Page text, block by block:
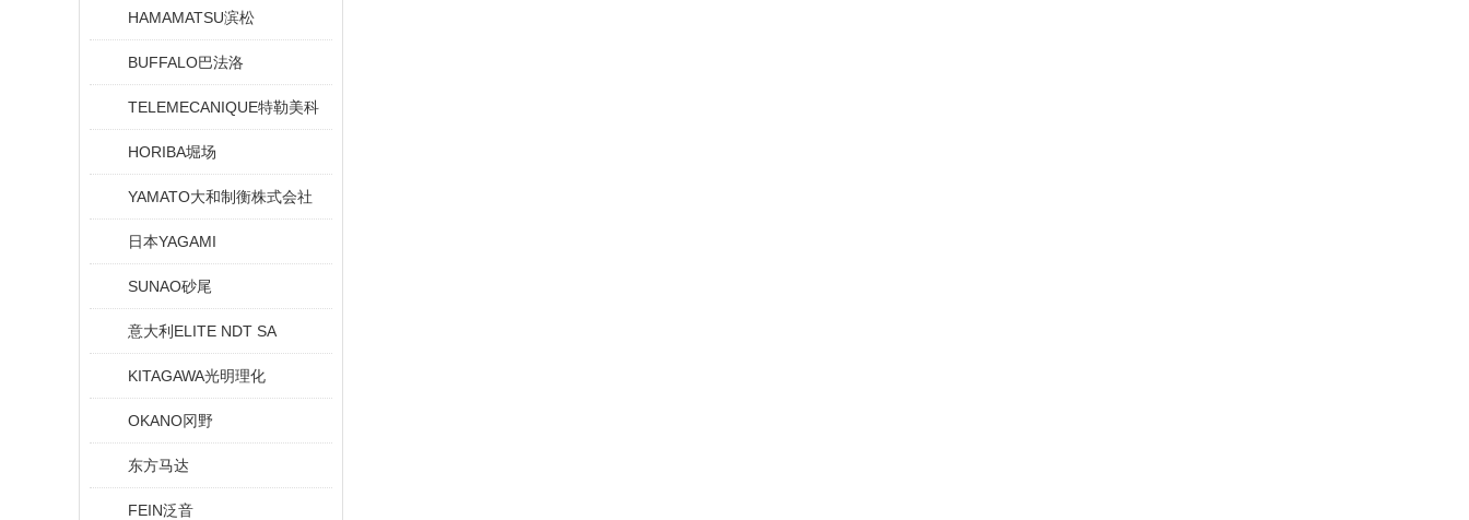
HAMAMATSU滨松
BUFFALO巴法洛
TELEMECANIQUE特勒美科
HORIBA堀场
YAMATO大和制衡株式会社
日本YAGAMI
SUNAO砂尾
意大利ELITE NDT SA
KITAGAWA光明理化
OKANO冈野
东方马达
FEIN泛音